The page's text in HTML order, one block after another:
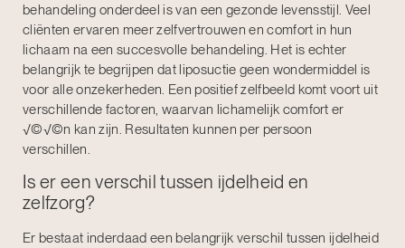
behandeling onderdeel is van een gezonde levensstijl. Veel
cliënten ervaren meer zelfvertrouwen en comfort in hun
lichaam na een succesvolle behandeling. Het is echter
belangrijk te begrijpen dat liposuctie geen wondermiddel is
voor alle onzekerheden. Een positief zelfbeeld komt voort uit
verschillende factoren, waarvan lichamelijk comfort er
√©√©n kan zijn. Resultaten kunnen per persoon
verschillen.
Is er een verschil tussen ijdelheid en
zelfzorg?
Er bestaat inderdaad een belangrijk verschil tussen ijdelheid